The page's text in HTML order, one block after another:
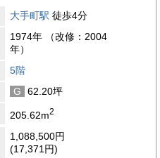
大手町駅 徒歩4分
1974年 （改修：2004
年）
5階
G
62.20坪
205.62m2
1,088,500円
(17,371円)